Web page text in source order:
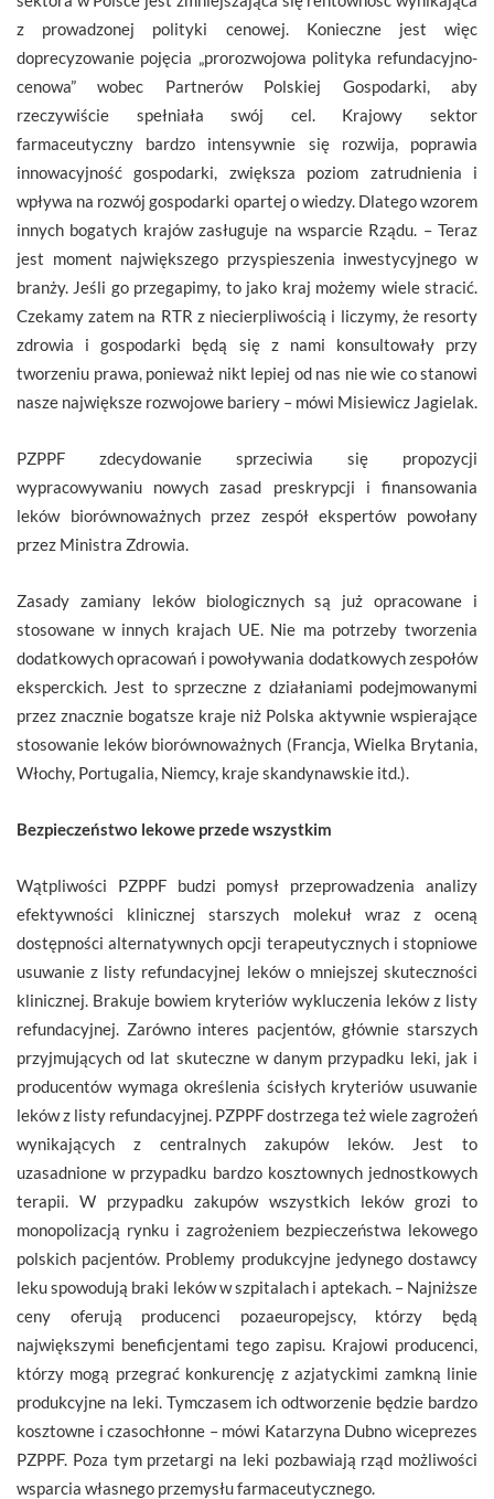
z prowadzonej polityki cenowej. Konieczne jest więc
doprecyzowanie pojęcia „prorozwojowa polityka refundacyjno-
cenowa” wobec Partnerów Polskiej Gospodarki, aby
rzeczywiście spełniała swój cel. Krajowy sektor
farmaceutyczny bardzo intensywnie się rozwija, poprawia
innowacyjność gospodarki, zwiększa poziom zatrudnienia i
wpływa na rozwój gospodarki opartej o wiedzy. Dlatego wzorem
innych bogatych krajów zasługuje na wsparcie Rządu. – Teraz
jest moment największego przyspieszenia inwestycyjnego w
branży. Jeśli go przegapimy, to jako kraj możemy wiele stracić.
Czekamy zatem na RTR z niecierpliwością i liczymy, że resorty
zdrowia i gospodarki będą się z nami konsultowały przy
tworzeniu prawa, ponieważ nikt lepiej od nas nie wie co stanowi
nasze największe rozwojowe bariery – mówi Misiewicz Jagielak.
PZPPF zdecydowanie sprzeciwia się propozycji
wypracowywaniu nowych zasad preskrypcji i finansowania
leków biorównoważnych przez zespół ekspertów powołany
przez Ministra Zdrowia.
Zasady zamiany leków biologicznych są już opracowane i
stosowane w innych krajach UE. Nie ma potrzeby tworzenia
dodatkowych opracowań i powoływania dodatkowych zespołów
eksperckich. Jest to sprzeczne z działaniami podejmowanymi
przez znacznie bogatsze kraje niż Polska aktywnie wspierające
stosowanie leków biorównoważnych (Francja, Wielka Brytania,
Włochy, Portugalia, Niemcy, kraje skandynawskie itd.).
Bezpieczeństwo lekowe przede wszystkim
Wątpliwości PZPPF budzi pomysł przeprowadzenia analizy
efektywności klinicznej starszych molekuł wraz z oceną
dostępności alternatywnych opcji terapeutycznych i stopniowe
usuwanie z listy refundacyjnej leków o mniejszej skuteczności
klinicznej. Brakuje bowiem kryteriów wykluczenia leków z listy
refundacyjnej. Zarówno interes pacjentów, głównie starszych
przyjmujących od lat skuteczne w danym przypadku leki, jak i
producentów wymaga określenia ścisłych kryteriów usuwanie
leków z listy refundacyjnej. PZPPF dostrzega też wiele zagrożeń
wynikających z centralnych zakupów leków. Jest to
uzasadnione w przypadku bardzo kosztownych jednostkowych
terapii. W przypadku zakupów wszystkich leków grozi to
monopolizacją rynku i zagrożeniem bezpieczeństwa lekowego
polskich pacjentów. Problemy produkcyjne jedynego dostawcy
leku spowodują braki leków w szpitalach i aptekach. – Najniższe
ceny oferują producenci pozaeuropejscy, którzy będą
największymi beneficjentami tego zapisu. Krajowi producenci,
którzy mogą przegrać konkurencję z azjatyckimi zamkną linie
produkcyjne na leki. Tymczasem ich odtworzenie będzie bardzo
kosztowne i czasochłonne – mówi Katarzyna Dubno wiceprezes
PZPPF. Poza tym przetargi na leki pozbawiają rząd możliwości
wsparcia własnego przemysłu farmaceutycznego.